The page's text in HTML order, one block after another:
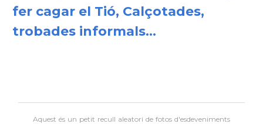
fer cagar el Tió, Calçotades,
trobades informals...
Aquest és un petit recull aleatori defotos d'esdeveniments